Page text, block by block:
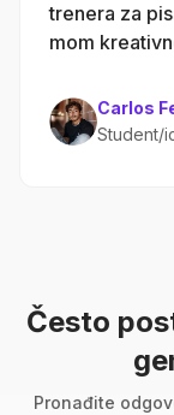
trenera za
mom
Carlos
Student/
Često
Pronađite